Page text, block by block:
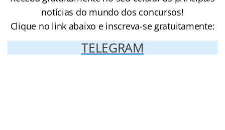
notícias do mundo dos concursos!
Clique no link abaixo e inscreva-se gratuitamente:
TELEGRAM